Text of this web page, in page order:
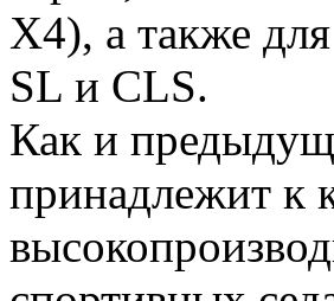
X4), а также
SL и CLS.
Как и
принадлежит к